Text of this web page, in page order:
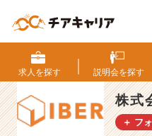
式
会
社
リ
ー
ベ
求人を探す 説明会を探す
株式
＋ フ